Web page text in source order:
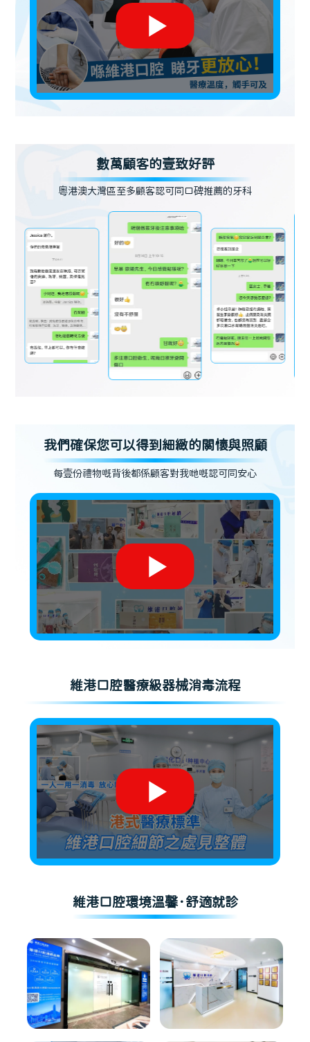
數萬顧客的壹致好評
粵港澳大灣區至多顧客認可同口碑推薦的牙科
我們確保您可以得到細緻的關懷與照顧
每壹份禮物嘅背後都係顧客對我哋嘅認可同安心
維港口腔醫療級器械消毒流程
維港口腔環境溫馨·舒適就診